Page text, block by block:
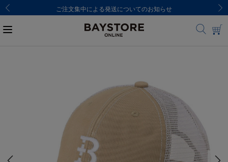
ご注文集中による発送についてのお知らせ